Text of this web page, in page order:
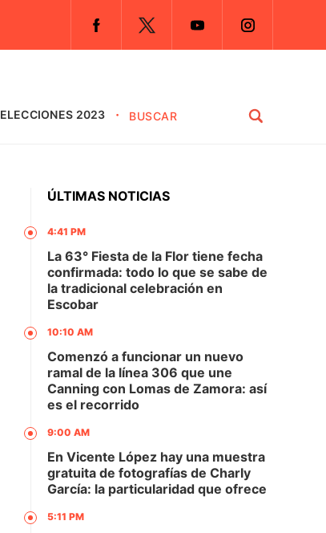
ELECCIONES 2023
ÚLTIMAS NOTICIAS
4:41 PM
La 63° Fiesta de la Flor tiene fecha
confirmada: todo lo que se sabe de
la tradicional celebración en
Escobar
10:10 AM
Comenzó a funcionar un nuevo
ramal de la línea 306 que une
Canning con Lomas de Zamora: así
es el recorrido
9:00 AM
En Vicente López hay una muestra
gratuita de fotografías de Charly
García: la particularidad que ofrece
5:11 PM